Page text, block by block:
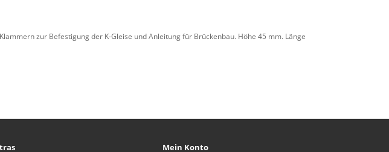
zur Befestigung der K-Gleise und Anleitung für Brückenbau. Höhe 45 mm. Länge
Mein Konto